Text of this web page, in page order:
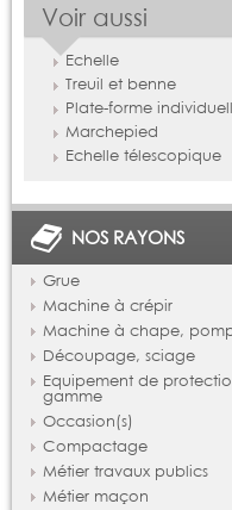
Voir aussi
Echelle
Treuil et benne
Plate-forme
Marchepied
Echelle télescopique
NOS RAYONS
Grue
Machine à crépir
Machine à chape,
Découpage, sciage
Equipement de
gamme
Occasion(s)
Compactage
Métier travaux publics
Métier maçon